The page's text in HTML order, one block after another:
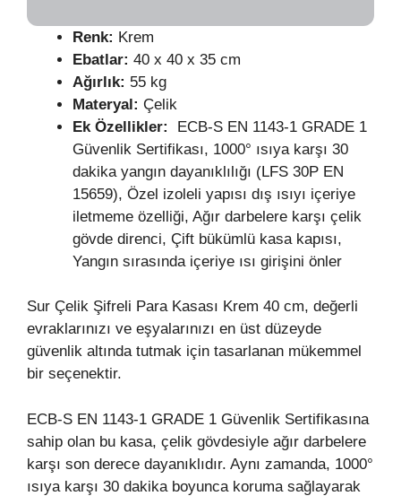
Renk: Krem
Ebatlar: 40 x 40 x 35 cm
Ağırlık: 55 kg
Materyal: Çelik
Ek Özellikler: ECB-S EN 1143-1 GRADE 1
Güvenlik Sertifikası, 1000° ısıya karşı 30
dakika yangın dayanıklılığı (LFS 30P EN
15659), Özel izoleli yapısı dış ısıyı içeriye
iletmeme özelliği, Ağır darbelere karşı çelik
gövde direnci, Çift bükümlü kasa kapısı,
Yangın sırasında içeriye ısı girişini önler
Sur Çelik Şifreli Para Kasası Krem 40 cm, değerli
evraklarınızı ve eşyalarınızı en üst düzeyde
güvenlik altında tutmak için tasarlanan mükemmel
bir seçenektir.
ECB-S EN 1143-1 GRADE 1 Güvenlik Sertifikasına
sahip olan bu kasa, çelik gövdesiyle ağır darbelere
karşı son derece dayanıklıdır. Aynı zamanda, 1000°
ısıya karşı 30 dakika boyunca koruma sağlayarak